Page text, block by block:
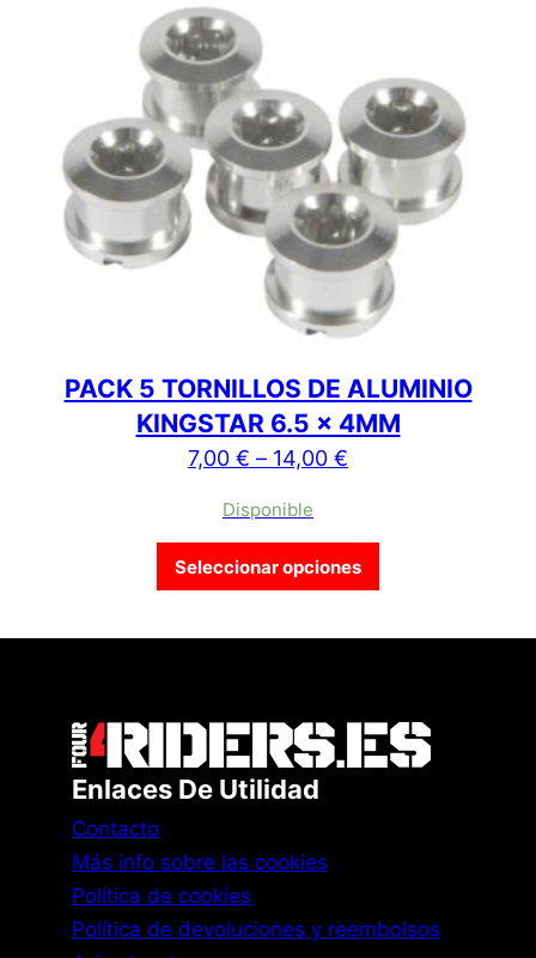
PACK 5 TORNILLOS DE ALUMINIO
KINGSTAR 6.5 x 4MM
7,00 € – 14,00 €
Disponible
Seleccionar opciones
Enlaces De Utilidad
Contacto
Más info sobre las cookies
Política de cookies
Política de devoluciones y reembolsos